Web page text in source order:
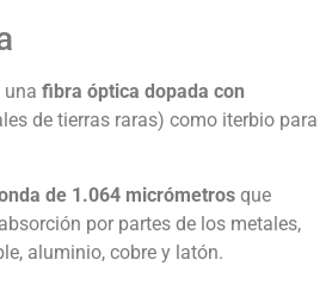
fibra óptica dopada con
de tierras raras) como iterbio para
de 1.064 micrómetros que
por partes de los metales,
aluminio, cobre y latón.